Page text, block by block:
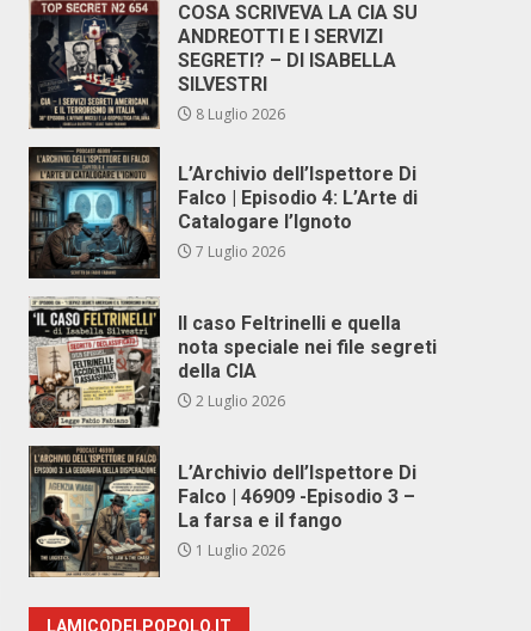
COSA SCRIVEVA LA CIA SU
ANDREOTTI E I SERVIZI
SEGRETI? – DI ISABELLA
SILVESTRI
8 Luglio 2026
L’Archivio dell’Ispettore Di
Falco | Episodio 4: L’Arte di
Catalogare l’Ignoto
7 Luglio 2026
Il caso Feltrinelli e quella
nota speciale nei file segreti
della CIA
2 Luglio 2026
L’Archivio dell’Ispettore Di
Falco | 46909 -Episodio 3 –
La farsa e il fango
1 Luglio 2026
LAMICODELPOPOLO.IT